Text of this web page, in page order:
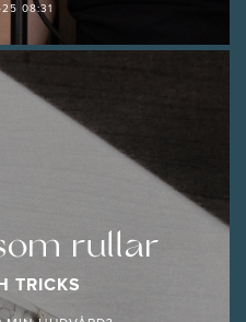
08:31
rullar
TRICKS